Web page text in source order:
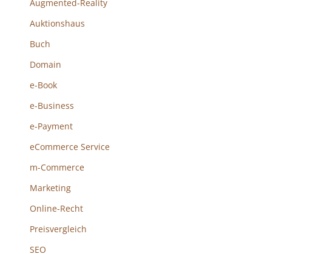
Augmented-Reality
Auktionshaus
Buch
Domain
e-Book
e-Business
e-Payment
eCommerce Service
m-Commerce
Marketing
Online-Recht
Preisvergleich
SEO